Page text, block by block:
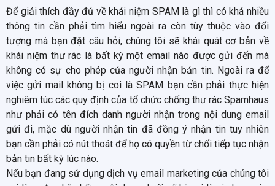
Để giải thích đầy đủ về khái niệm SPAM là gì thì có khá nhiều
thông tin cần phải tìm hiểu ngoài ra còn tùy thuộc vào đối
tượng mà bạn đặt câu hỏi, chúng tôi sẽ khái quát cơ bản về
khái niệm thư rác là bất kỳ một email nào được gửi đến mà
không có sự cho phép của người nhận bản tin. Ngoài ra để
việc gửi mail không bị coi là SPAM bạn cần phải thực hiện
nghiêm túc các quy định của tổ chức chống thư rác Spamhaus
như phải có tên đích danh người nhận trong nội dung email
gửi đi, mặc dù người nhận tin đã đồng ý nhận tin tuy nhiên
bạn cần phải có nút thoát để họ có quyền từ chối tiếp tục nhận
bản tin bất kỳ lúc nào.
Nếu bạn đang sử dụng dịch vụ email marketing của chúng tôi